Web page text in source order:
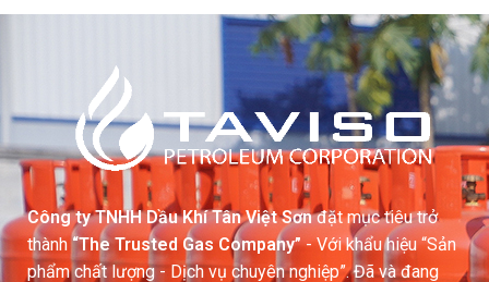
Công ty TNHH Dầu Khí Tân Việt Sơnđặt mục tiêu trở
thành “The Trusted Gas Company”- Với khẩu hiệu “Sản
phẩm chất lượng - Dịch vụ chuyên nghiệp”. Đã và đang